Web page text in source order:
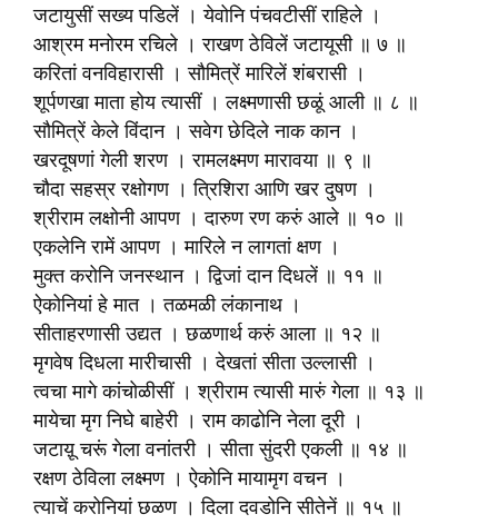
जटायुसीं सख्य पडिलें । येवोनि पंचवटीसीं राहिले ।
आश्रम मनोरम रचिले । राखण ठेविलें जटायूसी ॥ ७ ॥
करितां वनविहारासी । सौ‍मित्रें मारिलें शंबरासी ।
शूर्पणखा माता होय त्यासीं । लक्ष्मणासी छळूं आली ॥ ८ ॥
सौ‍मित्रें केले विंदान । सवेग छेदिले नाक कान ।
खरदूषणां गेली शरण । रामलक्ष्मण मारावया ॥ ९ ॥
चौदा सहस्र रक्षोगण । त्रिशिरा आणि खर दुषण ।
श्रीराम लक्षोनी आपण । दारुण रण करुं आले ॥ १० ॥
एकलेनि रामें आपण । मारिले न लागतां क्षण ।
मुक्त करोनि जनस्थान । द्विजां दान दिधलें ॥ ११ ॥
ऐकोनियां हे मात । तळमळी लंकानाथ ।
सीताहरणासी उद्यत । छळणार्थ करुं आला ॥ १२ ॥
मृगवेष दिधला मारीचासी । देखतां सीता उल्लासी ।
त्वचा मागे कांचोळीसीं । श्रीराम त्यासी मारुं गेला ॥ १३ ॥
मायेचा मृग निघे बाहेरी । राम काढोनि नेला दूरी ।
जटाय़ू चरूं गेला वनांतरी । सीता सुंदरी एकली ॥ १४ ॥
रक्षण ठेविला लक्ष्मण । ऐकोनि मायामृग वचन ।
त्याचें करोनियां छळण । दिला दवडोनि सीतेनें ॥ १५ ॥